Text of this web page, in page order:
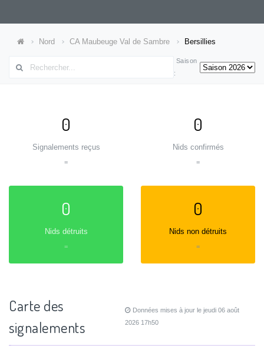
Nord CA Maubeuge Val de Sambre Bersillies
Saison
:
0
Signalements reçus
=
0
Nids confirmés
=
0
Nids détruits
=
0
Nids non détruits
=
Carte des
signalements
Données mises à jour le jeudi 06 août
2026 17h50